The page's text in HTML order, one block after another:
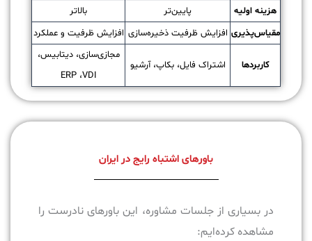
هزینه اولیه
پایین‌تر
بالاتر
مقیاس‌پذیری افزایش ظرفیت ذخیره‌سازی افزایش ظرفیت و عملکرد
کاربردها اشتراک فایل، بکاپ، آرشیو
مجازی‌سازی، دیتابیس،
ERP ،VDI
باورهای اشتباه رایج در ایران
در بسیاری از جلسات مشاوره، این باورهای نادرست را
مشاهده کرده‌ایم: